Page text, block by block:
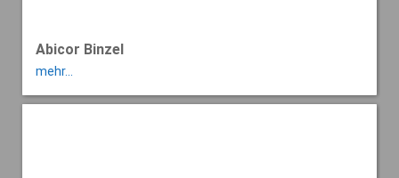
Abicor Binzel
mehr...